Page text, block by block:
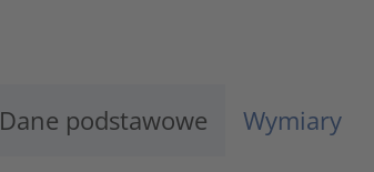
powered byUsercentrics Consent
Dane podstawowe Wymiary